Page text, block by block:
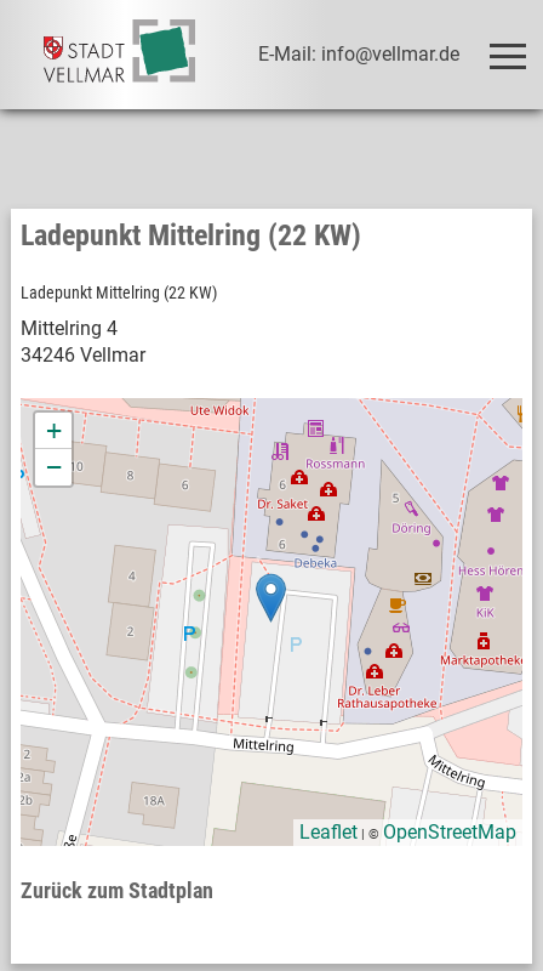
E-Mail: info@vellmar.de
Ladepunkt Mittelring (22 KW)
Ladepunkt Mittelring (22 KW)
Mittelring 4
34246 Vellmar
+
−
Leaflet | © OpenStreetMap
Zurück zum Stadtplan